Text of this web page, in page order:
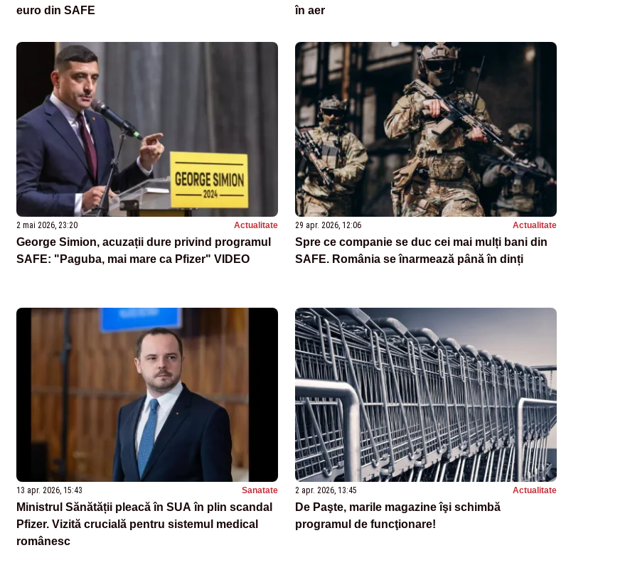
euro din SAFE
în aer
2 mai 2026, 23:20 Actualitate
George Simion, acuzații dure privind programul
SAFE: "Paguba, mai mare ca Pfizer" VIDEO
29 apr. 2026, 12:06 Actualitate
Spre ce companie se duc cei mai mulți bani din
SAFE. România se înarmează până în dinți
13 apr. 2026, 15:43 Sanatate
Ministrul Sănătății pleacă în SUA în plin scandal
Pfizer. Vizită crucială pentru sistemul medical
românesc
2 apr. 2026, 13:45 Actualitate
De Paşte, marile magazine îşi schimbă
programul de funcţionare!